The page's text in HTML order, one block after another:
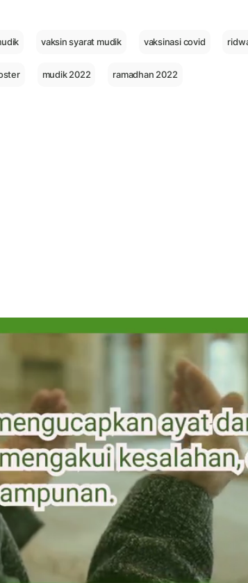
vaksin syarat mudik vaksinasi covid
mudik 2022 ramadhan 2022